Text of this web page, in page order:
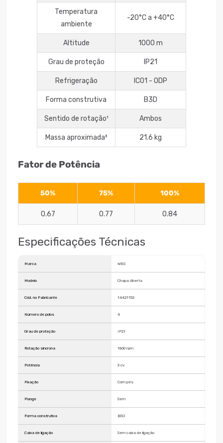
Temperatura
ambiente
-20°C a +40°C
Altitude 1000 m
Grau de proteção IP21
Refrigeração IC01 - ODP
Forma construtiva B3D
Sentido de rotação¹ Ambos
Massa aproximada³ 21.6 kg
Fator de Potência
50% 75% 100%
0.67 0.77 0.84
Especificações Técnicas
Marca WEG
Modelo Chapa Aberta
Cód. no Fabricante 14421152
Número de polos 4
Grau de proteção IP21
Rotação síncrona 1800 rpm
Potência 3 cv
Fixação Com pés
Flange Sem
Forma construtiva B3D
Caixa de ligação Sem caixa de ligação